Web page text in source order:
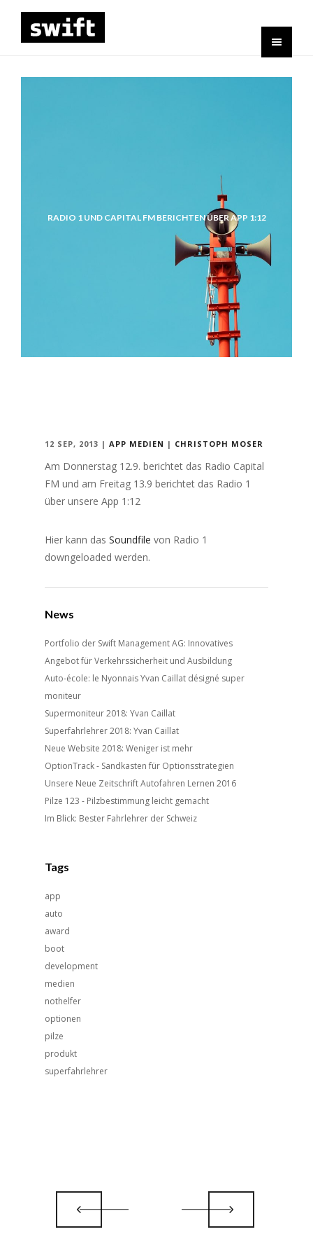
RADIO 1 UND CAPITAL FM BERICHTEN ÜBER APP 1:12
12 SEP, 2013 | APP MEDIEN | CHRISTOPH MOSER
Am Donnerstag 12.9. berichtet das Radio Capital
FM und am Freitag 13.9 berichtet das Radio 1
über unsere App 1:12
Hier kann das Soundfile von Radio 1
downgeloaded werden.
News
Portfolio der Swift Management AG: Innovatives
Angebot für Verkehrssicherheit und Ausbildung
Auto-école: le Nyonnais Yvan Caillat désigné super
moniteur
Supermoniteur 2018: Yvan Caillat
Superfahrlehrer 2018: Yvan Caillat
Neue Website 2018: Weniger ist mehr
OptionTrack - Sandkasten für Optionsstrategien
Unsere Neue Zeitschrift Autofahren Lernen 2016
Pilze 123 - Pilzbestimmung leicht gemacht
Im Blick: Bester Fahrlehrer der Schweiz
Tags
app
auto
award
boot
development
medien
nothelfer
optionen
pilze
produkt
superfahrlehrer